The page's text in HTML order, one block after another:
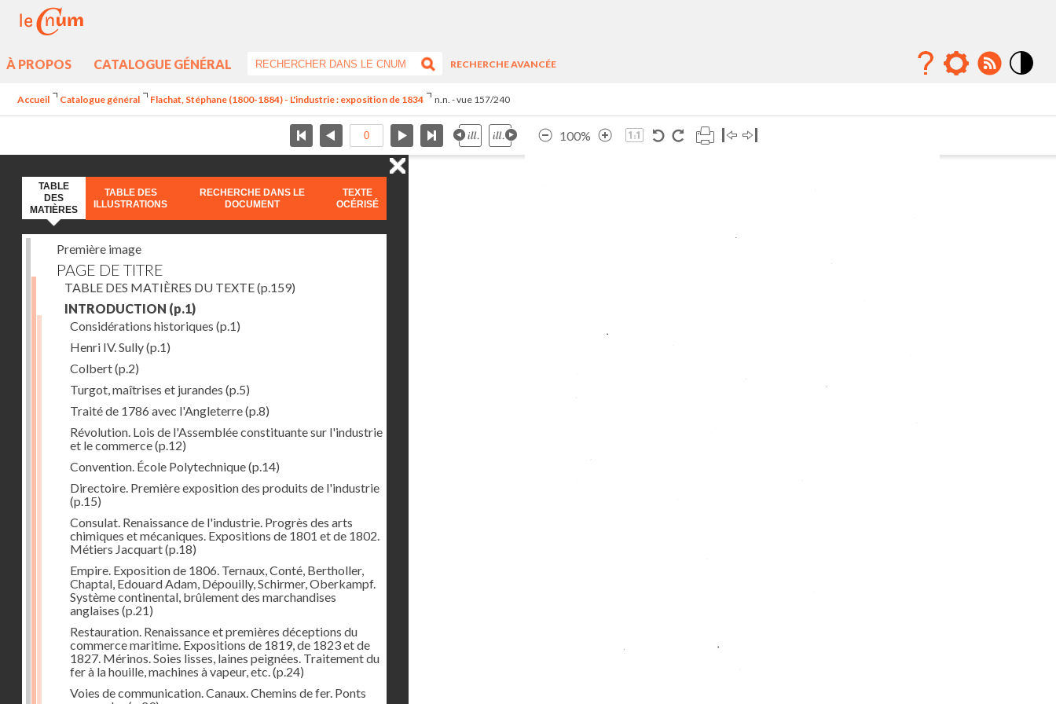
À PROPOS CATALOGUE GÉNÉRAL
RECHERCHE AVANCÉE
Accueil Catalogue général Flachat, Stéphane (1800-1884) - L'industrie : exposition de 1834 n.n. - vue 157/240
100%
TABLE
DES
MATIÈRES
TABLE DES
ILLUSTRATIONS
RECHERCHE DANS LE
DOCUMENT
TEXTE
OCÉRISÉ
Première image
PAGE DE TITRE
TABLE DES MATIÈRES DU TEXTE(p.159)
INTRODUCTION (p.1)
Considérations historiques (p.1)
Henri IV. Sully(p.1)
Colbert(p.2)
Turgot, maîtrises et jurandes (p.5)
Traité de 1786 avec l'Angleterre(p.8)
Révolution. Lois de l'Assemblée constituante sur l'industrie
et le commerce(p.12)
Convention. École Polytechnique(p.14)
Directoire. Première exposition des produits de l'industrie
(p.15)
Consulat. Renaissance de l'industrie. Progrès des arts
chimiques et mécaniques. Expositions de 1801 et de 1802.
Métiers Jacquart(p.18)
Empire. Exposition de 1806. Ternaux, Conté, Bertholler,
Chaptal, Edouard Adam, Dépouilly, Schirmer, Oberkampf.
Système continental, brûlement des marchandises
anglaises (p.21)
Restauration. Renaissance et premières déceptions du
commerce maritime. Expositions de 1819, de 1823 et de
1827. Mérinos. Soies lisses, laines peignées. Traitement du
fer à la houille, machines à vapeur, etc.(p.24)
Voies de communication. Canaux. Chemins de fer. Ponts